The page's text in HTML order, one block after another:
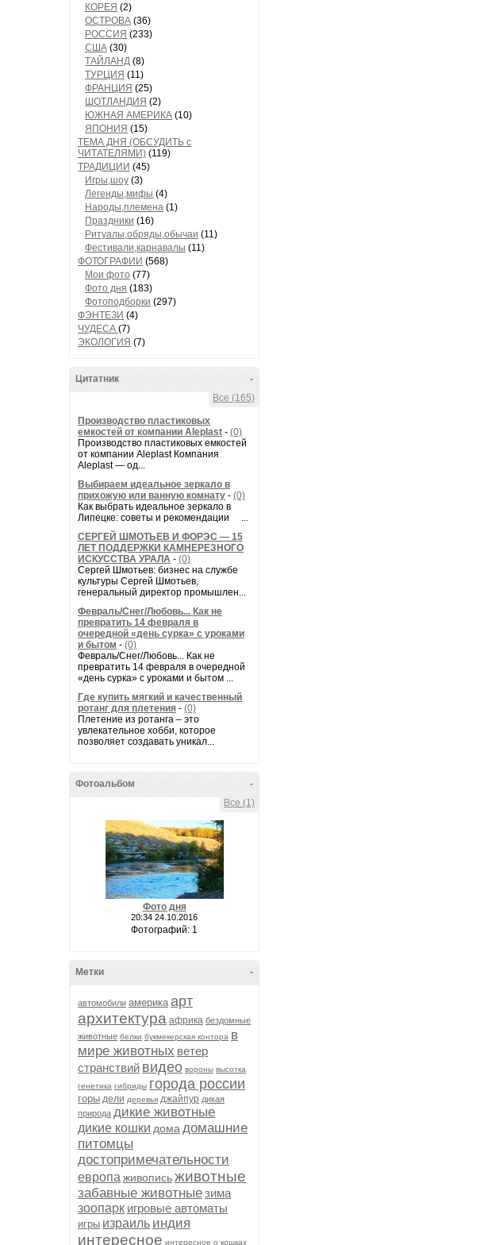
КОРЕЯ (2)
ОСТРОВА (36)
РОССИЯ (233)
США (30)
ТАЙЛАНД (8)
ТУРЦИЯ (11)
ФРАНЦИЯ (25)
ШОТЛАНДИЯ (2)
ЮЖНАЯ АМЕРИКА (10)
ЯПОНИЯ (15)
ТЕМА ДНЯ (ОБСУДИТЬ с
ЧИТАТЕЛЯМИ) (119)
ТРАДИЦИИ (45)
Игры,шоу (3)
Легенды,мифы (4)
Народы,племена (1)
Праздники (16)
Ритуалы,обряды,обычаи (11)
Фестивали,карнавалы (11)
ФОТОГРАФИИ (568)
Мои фото (77)
Фото дня (183)
Фотоподборки (297)
ФЭНТЕЗИ (4)
ЧУДЕСА (7)
ЭКОЛОГИЯ (7)
-
Цитатник
Все (165)
Производство пластиковых
емкостей от компании Aleplast - (0)
Производство пластиковых емкостей
от компании Aleplast Компания
Aleplast — од...
Выбираем идеальное зеркало в
прихожую или ванную комнату - (0)
Как выбрать идеальное зеркало в
Липецке: советы и рекомендации ...
СЕРГЕЙ ШМОТЬЕВ И ФОРЭС — 15
ЛЕТ ПОДДЕРЖКИ КАМНЕРЕЗНОГО
ИСКУССТВА УРАЛА - (0)
Сергей Шмотьев: бизнес на службе
культуры Сергей Шмотьев,
генеральный директор промышлен...
Февраль/Снег/Любовь... Как не
превратить 14 февраля в
очередной «день сурка» с уроками
и бытом - (0)
Февраль/Снег/Любовь... Как не
превратить 14 февраля в очередной
«день сурка» с уроками и бытом ...
Где купить мягкий и качественный
ротанг для плетения - (0)
Плетение из ротанга – это
увлекательное хобби, которое
позволяет создавать уникал...
-
Фотоальбом
Все (1)
Фото дня
20:34 24.10.2016
Фотографий: 1
-
Метки
автомобили америка арт
архитектура африка бездомные
животные белки букмекерская контора в
мире животных ветер
странствий видео вороны высотка
генетика гибриды города россии
горы дели деревья джайпур дикая
природа дикие животные
дикие кошки дома домашние
питомцы
достопримечательности
европа живописьживотные
забавные животныезима
зоопарк игровые автоматы
игры израиль индия
интересное интересное о кошках